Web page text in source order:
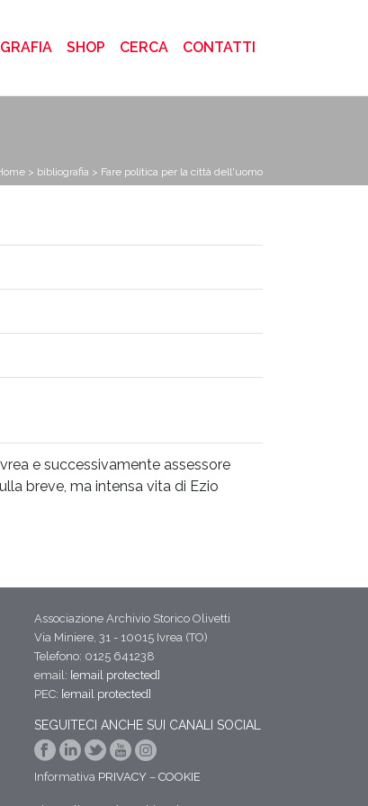
SHOP CERCA CONTATTI
> bibliografia > Fare politica per la città dell'uomo
e successivamente assessore
breve, ma intensa vita di Ezio
Associazione Archivio Storico Olivetti
Via Miniere, 31 - 10015 Ivrea (TO)
Telefono: 0125 641238
email: [email protected]
PEC: [email protected]
SEGUITECI ANCHE SUI CANALI SOCIAL
Informativa PRIVACY – COOKIE